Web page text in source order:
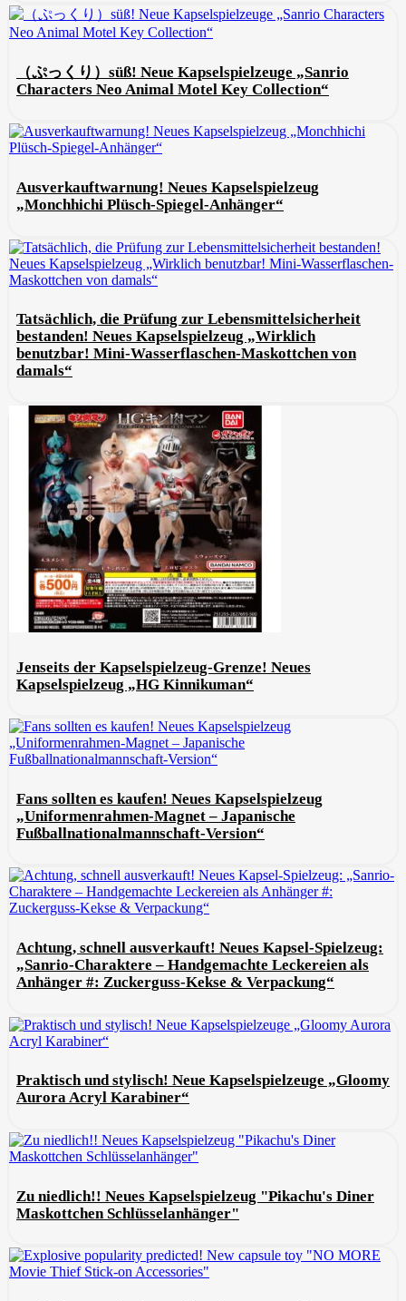
（ぷっくり）süß! Neue Kapselspielzeuge „Sanrio
Characters Neo Animal Motel Key Collection“
Ausverkauftwarnung! Neues Kapselspielzeug
„Monchhichi Plüsch-Spiegel-Anhänger“
Tatsächlich, die Prüfung zur Lebensmittelsicherheit
bestanden! Neues Kapselspielzeug „Wirklich
benutzbar! Mini-Wasserflaschen-Maskottchen von
damals“
Jenseits der Kapselspielzeug-Grenze! Neues
Kapselspielzeug „HG Kinnikuman“
Fans sollten es kaufen! Neues Kapselspielzeug
„Uniformenrahmen-Magnet – Japanische
Fußballnationalmannschaft-Version“
Achtung, schnell ausverkauft! Neues Kapsel-Spielzeug:
„Sanrio-Charaktere – Handgemachte Leckereien als
Anhänger #: Zuckerguss-Kekse & Verpackung“
Praktisch und stylisch! Neue Kapselspielzeuge „Gloomy
Aurora Acryl Karabiner“
Zu niedlich!! Neues Kapselspielzeug "Pikachu's Diner
Maskottchen Schlüsselanhänger"